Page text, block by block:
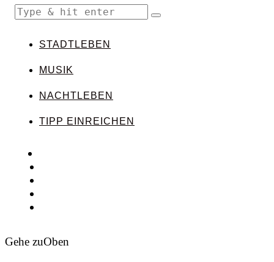
STADTLEBEN
MUSIK
NACHTLEBEN
TIPP EINREICHEN
Gehe zuOben